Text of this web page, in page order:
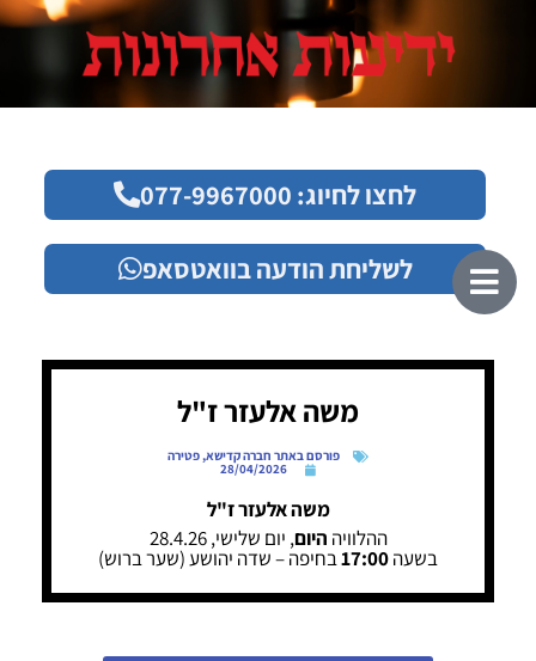
לחצו לחיוג: 077-9967000
לשליחת הודעה בוואטסאפ
משה אלעזר ז"ל
פורסם באתר חברה קדישא,פטירה
28/04/2026
משה אלעזר ז"ל
ההלוויה היום , יום שלישי, 28.4.26
בשעה17:00בחיפה – שדה יהושע (שער ברוש)